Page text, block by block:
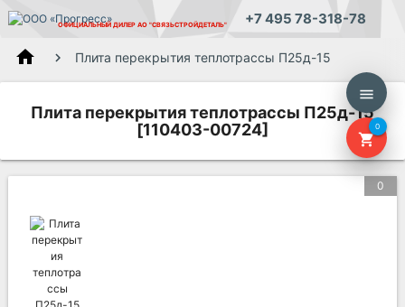
ОФИЦИАЛЬНЫЙ ДИЛЕР АО "СВЯЗЬСТРОЙДЕТАЛЬ" +7 495 78-318-78
menu
shopping_cart
0
home Плита перекрытия теплотрассы П25д-15
Плита перекрытия теплотрассы П25д-15
[110403-00724]
0